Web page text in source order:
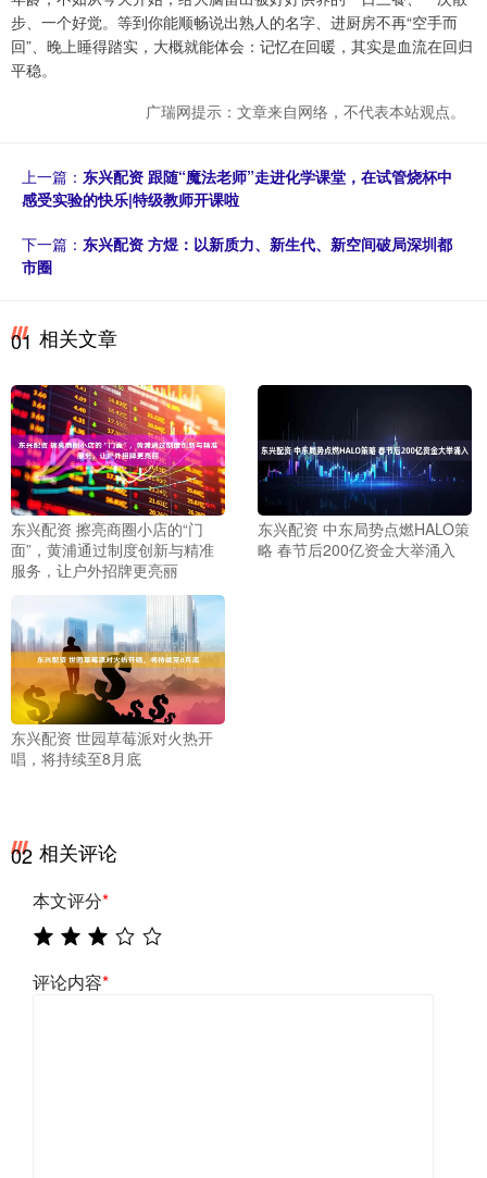
步、一个好觉。等到你能顺畅说出熟人的名字、进厨房不再“空手而
回”、晚上睡得踏实，大概就能体会：记忆在回暖，其实是血流在回归
平稳。
广瑞网提示：文章来自网络，不代表本站观点。
上一篇： 东兴配资 跟随“魔法老师”走进化学课堂，在试管烧杯中
感受实验的快乐|特级教师开课啦
下一篇： 东兴配资 方煜：以新质力、新生代、新空间破局深圳都
市圈
01 相关文章
东兴配资 擦亮商圈小店的“门
面”，黄浦通过制度创新与精准
服务，让户外招牌更亮丽
东兴配资 中东局势点燃HALO策
略 春节后200亿资金大举涌入
东兴配资 世园草莓派对火热开
唱，将持续至8月底
02 相关评论
本文评分*
评论内容*